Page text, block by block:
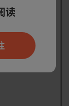
读